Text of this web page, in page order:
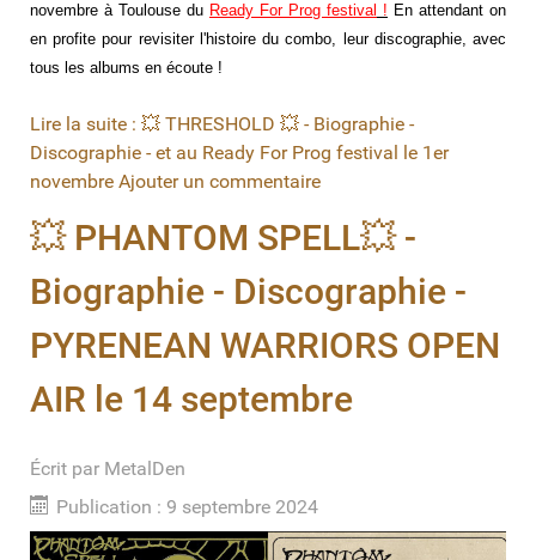
novembre à Toulouse du Ready For Prog festival ! En attendant on
en profite pour revisiter l'histoire du combo, leur discographie, avec
tous les albums en écoute !
Lire la suite : 💥 THRESHOLD 💥 - Biographie -
Discographie - et au Ready For Prog festival le 1er
novembre Ajouter un commentaire
💥 PHANTOM SPELL💥 -
Biographie - Discographie -
PYRENEAN WARRIORS OPEN
AIR le 14 septembre
Écrit par MetalDen
Publication : 9 septembre 2024